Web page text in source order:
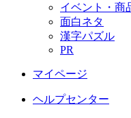
イベント・商
面白ネタ
漢字パズル
PR
マイページ
ヘルプセンター